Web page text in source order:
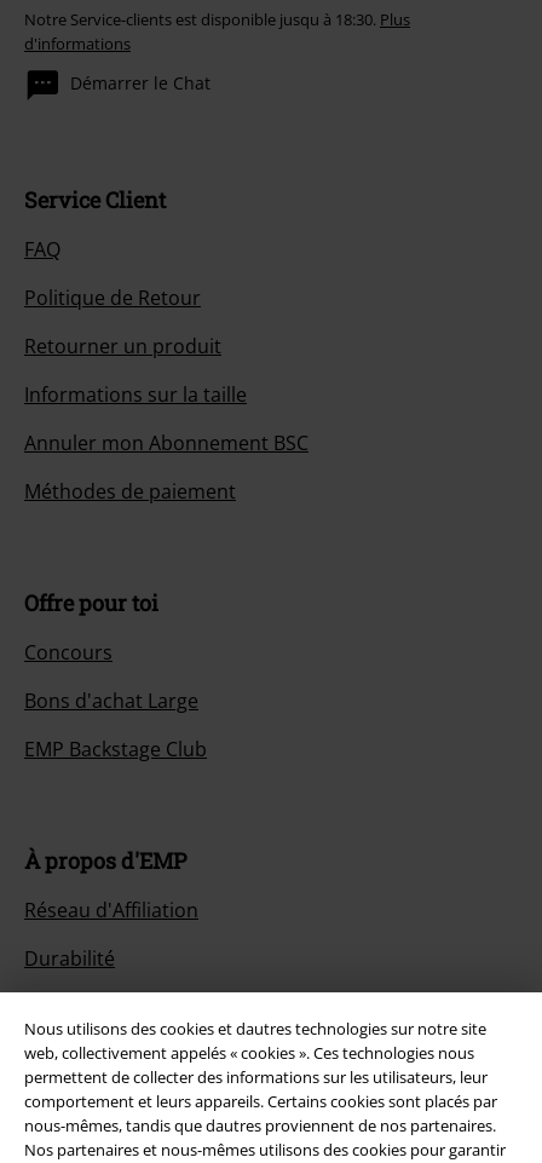
Nous utilisons des cookies et dautres technologies sur notre site
web, collectivement appelés « cookies ». Ces technologies nous
permettent de collecter des informations sur les utilisateurs, leur
comportement et leurs appareils. Certains cookies sont placés par
nous-mêmes, tandis que dautres proviennent de nos partenaires.
Nos partenaires et nous-mêmes utilisons des cookies pour garantir
Notre Service-clients est disponible jusqu à 18:30. Plus
d'informations
Démarrer le Chat
Service Client
FAQ
Politique de Retour
Retourner un produit
Informations sur la taille
Annuler mon Abonnement BSC
Méthodes de paiement
Offre pour toi
Concours
Bons d'achat Large
EMP Backstage Club
À propos d'EMP
Réseau d'Affiliation
Durabilité